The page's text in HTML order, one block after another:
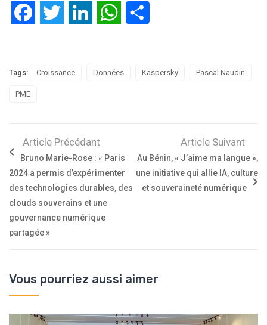
FacebookTwitter LinkedIn WhatsApp
Tags: Croissance Données Kaspersky Pascal Naudin
PME
Article Précédant
Bruno Marie-Rose : « Paris
2024 a permis d’expérimenter
des technologies durables, des
clouds souverains et une
gouvernance numérique
partagée »
Article Suivant
Au Bénin, « J’aime ma langue »,
une initiative qui allie IA, culture
et souveraineté numérique
Vous pourriez aussi aimer